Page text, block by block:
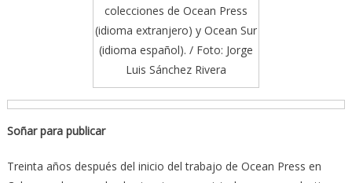
colecciones de Ocean Press
(idioma extranjero) y Ocean Sur
(idioma español). / Foto: Jorge
Luis Sánchez Rivera
Soñar para publicar
Treinta años después del inicio del trabajo de Ocean Press en